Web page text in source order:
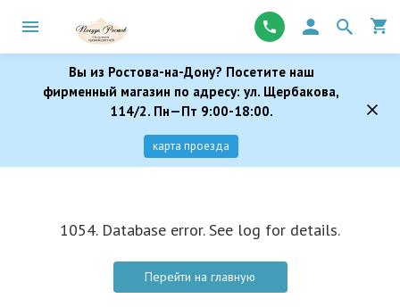
Вы из Ростова-на-Дону? Посетите наш
фирменный магазин по адресу: ул. Щербакова,
114/2. Пн—Пт 9:00-18:00.
карта проезда
1054. Database error. See log for details.
Перейти на главную